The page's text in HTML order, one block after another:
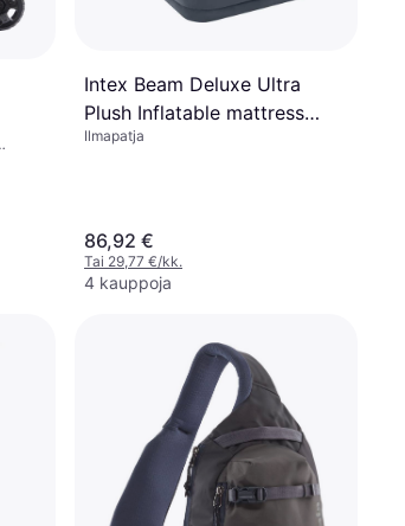
Intex Beam Deluxe Ultra
Plush Inflatable mattress
236x152x46cm
Ilmapatja
86,92 €
Tai 29,77 €/kk.
4 kauppoja